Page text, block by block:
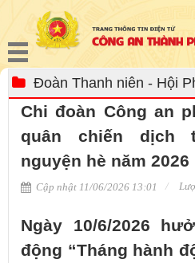
Đoàn Thanh niên - Hội
Chi đoàn Công an
quân chiến dịch
nguyện hè năm 2026
Cập nhật 11/06/2026 13:01
Ngày 10/6/2026
động “Tháng hành